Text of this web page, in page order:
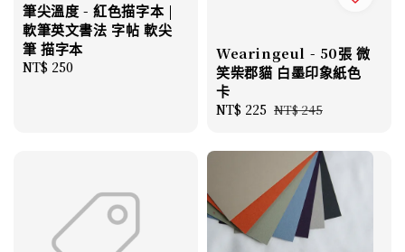
筆尖溫度 - 紅色描字本 |
軟筆英文書法 字帖 軟尖
筆 描字本
Regular
NT$ 250
Wearingeul - 50張 微
笑柴郡貓 白墨印象紙色
卡
Sale
NT$ 225 Regular
NT$ 245